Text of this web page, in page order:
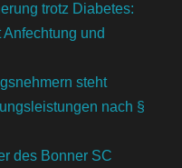
trotz Diabetes:
und
steht
nach §
des Bonner SC